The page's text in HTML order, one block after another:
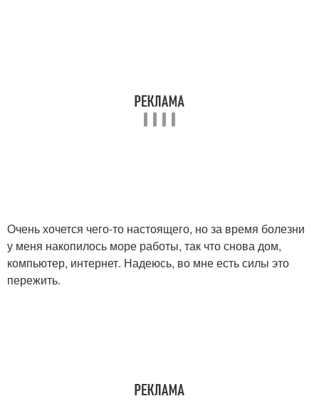
Очень хочется чего-то настоящего, но за время болезни
у меня накопилось море работы, так что снова дом,
компьютер, интернет. Надеюсь, во мне есть силы это
пережить.